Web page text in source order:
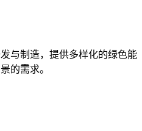
与制造，提供多样化的绿色能
的需求。